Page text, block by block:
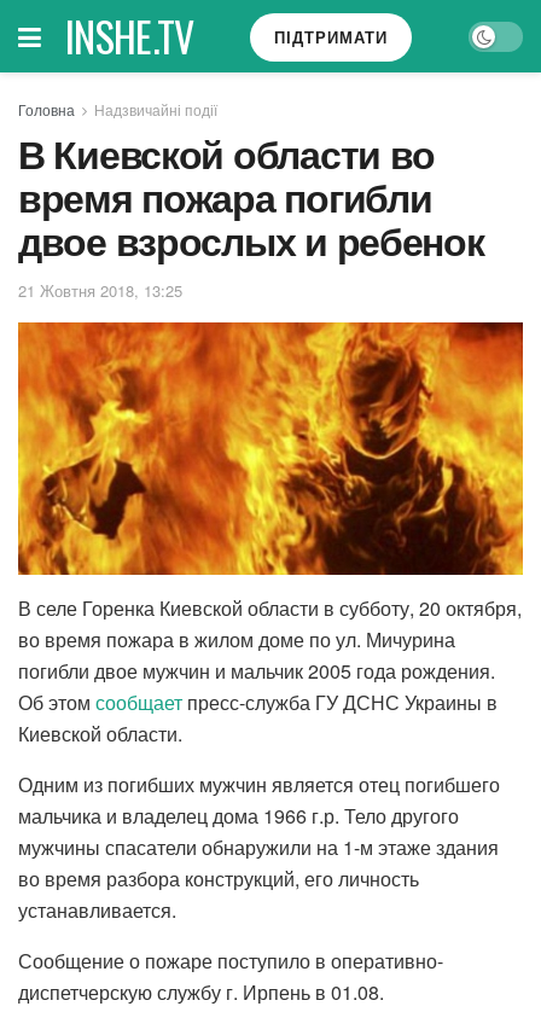
INSHE.TV ПІДТРИМАТИ
Головна Надзвичайні події
В Киевской области во
время пожара погибли
двое взрослых и ребенок
21 Жовтня 2018, 13:25
В селе Горенка Киевской области в субботу, 20 октября,
во время пожара в жилом доме по ул. Мичурина
погибли двое мужчин и мальчик 2005 года рождения.
Об этом сообщает пресс-служба ГУ ДСНС Украины в
Киевской области.
Одним из погибших мужчин является отец погибшего
мальчика и владелец дома 1966 г.р. Тело другого
мужчины спасатели обнаружили на 1-м этаже здания
во время разбора конструкций, его личность
устанавливается.
Сообщение о пожаре поступило в оперативно-
диспетчерскую службу г. Ирпень в 01.08.